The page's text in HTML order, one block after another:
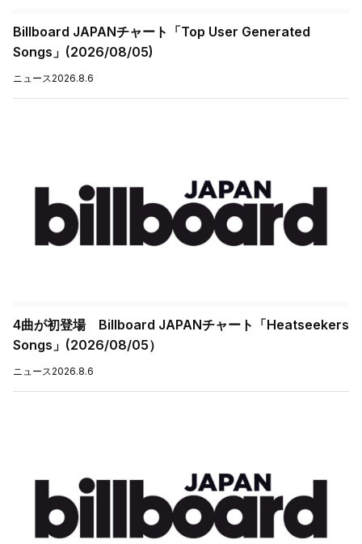
Billboard JAPANチャート「Top User Generated
Songs」(2026/08/05)
ニュース2026.8.6
4曲が初登場 Billboard JAPANチャート「Heatseekers
Songs」(2026/08/05）
ニュース 2026.8.6